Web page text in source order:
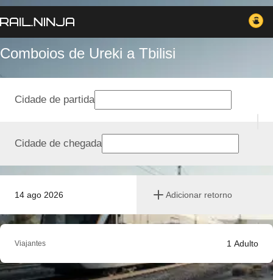
Comboios de Ureki a Tbilisi
14 ago 2026 Adicionar retorno
Cidade de partida
Cidade de chegada
Viajantes 1 Adulto